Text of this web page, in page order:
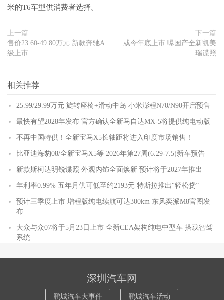
米的T6车型供消费者选择。
上一篇
售价23.60-49.80万元 新款奔驰A
级上市
下一篇
或今年底上市 曝国产全新凯美
瑞谍照
相关推荐
25.99/29.99万元 旋转座椅+滑动中岛 小米澎程N70/N90开启预售
最快有望2028年发布 官方确认全新马自达MX-5将提供纯电动版
不再中国特供！全新宝马X5长轴距将进入印度市场销售！
比亚迪海豹08/全新宝马X5等 2026年第27周(6.29-7.5)新车预告
新款斯柯达明锐谍照 外观内饰全面焕新 预计将于2027年推出
年利率0.99% 五年月供可低至约2193元 特斯拉推出“轻松贷”
预计三季度上市 增程版纯电续航可达300km 东风奕派M8官图发
布
大众与众07将于5月23日上市 全新CEA架构纯电中型车 搭载智驾
系统
深圳汽车网
鹏城汽车大事件 鹏城汽车活动